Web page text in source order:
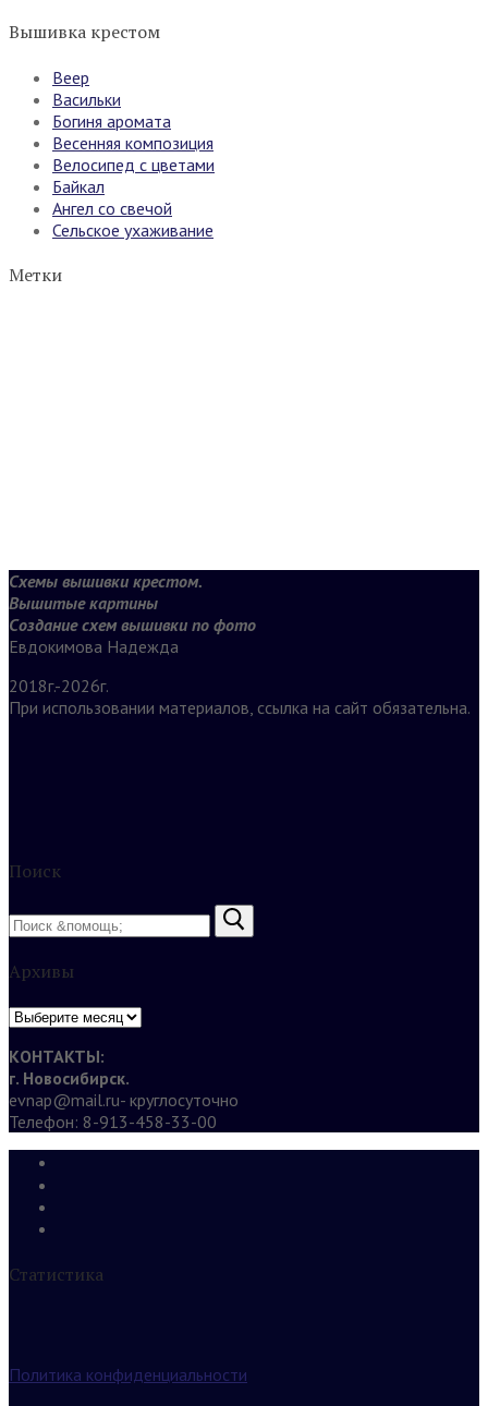
Вышивка крестом
Веер
Васильки
Богиня аромата
Весенняя композиция
Велосипед с цветами
Байкал
Ангел со свечой
Сельское ухаживание
Метки
Схемы вышивки крестом.
Вышитые картины
Создание схем вышивки по фото
Евдокимова Надежда
2018г.-2026г.
При использовании материалов, ссылка на сайт обязательна.
Поиск
Найти:
Архивы
Архивы
КОНТАКТЫ:
г. Новосибирск.
evnap@mail.ru- круглосуточно
Телефон: 8-913-458-33-00
Статистика
Политика конфиденциальности